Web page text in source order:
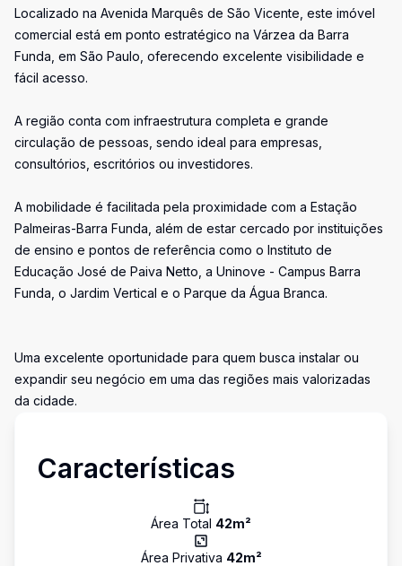
Localizado na Avenida Marquês de São Vicente, este imóvel
comercial está em ponto estratégico na Várzea da Barra
Funda, em São Paulo, oferecendo excelente visibilidade e
fácil acesso.
A região conta com infraestrutura completa e grande
circulação de pessoas, sendo ideal para empresas,
consultórios, escritórios ou investidores.
A mobilidade é facilitada pela proximidade com a Estação
Palmeiras-Barra Funda, além de estar cercado por instituições
de ensino e pontos de referência como o Instituto de
Educação José de Paiva Netto, a Uninove - Campus Barra
Funda, o Jardim Vertical e o Parque da Água Branca.
Uma excelente oportunidade para quem busca instalar ou
expandir seu negócio em uma das regiões mais valorizadas
da cidade.
Características
Área Total 42m²
Área Privativa 42m²